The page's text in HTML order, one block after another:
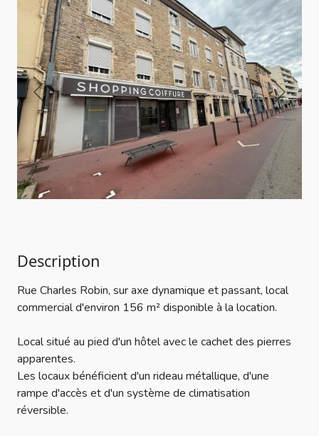
Previous Next
Description
Rue Charles Robin, sur axe dynamique et passant, local
commercial d'environ 156 m² disponible à la location.
Local situé au pied d'un hôtel avec le cachet des pierres
apparentes.
Les locaux bénéficient d'un rideau métallique, d'une
rampe d'accès et d'un système de climatisation
réversible.